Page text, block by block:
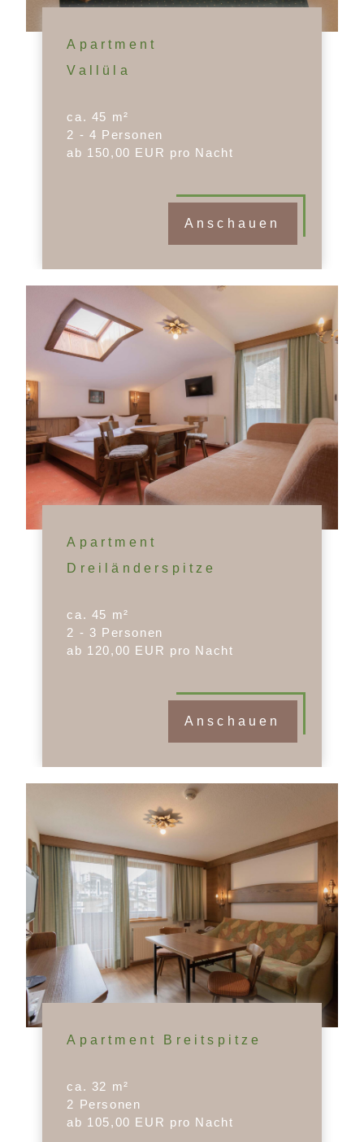
Apartment
Vallüla
ca. 45 m²
2 - 4 Personen
ab 150,00 EUR pro Nacht
Anschauen
Apartment
Dreiländerspitze
ca. 45 m²
2 - 3 Personen
ab 120,00 EUR pro Nacht
Anschauen
Apartment Breitspitze
ca. 32 m²
2 Personen
ab 105,00 EUR pro Nacht